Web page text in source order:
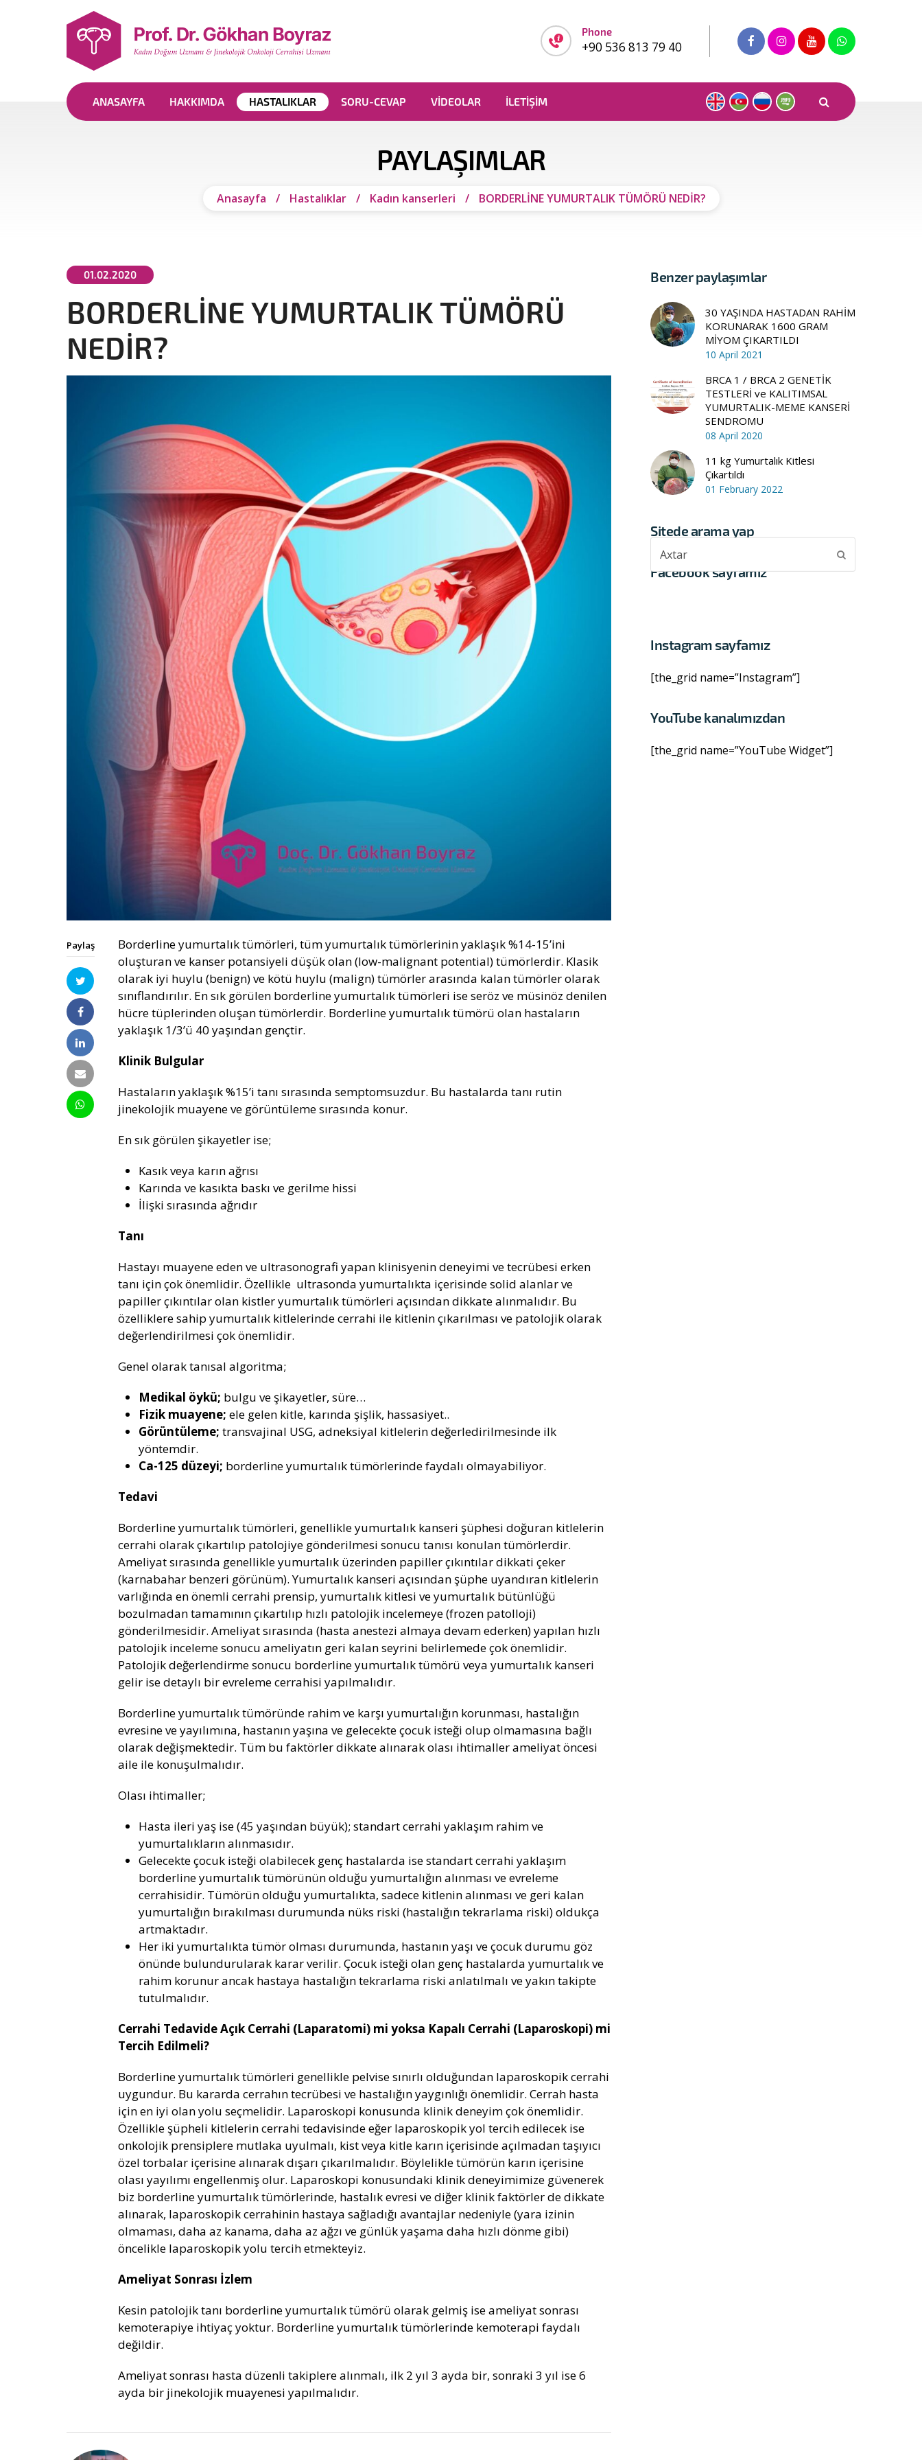
Phone
+90 536 813 79 40
ANASAYFA HAKKIMDA HASTALIKLAR SORU-CEVAP VIDEOLAR İLETIŞIM
PAYLAŞIMLAR
Anasayfa / Hastalıklar / Kadın kanserleri / BORDERLİNE YUMURTALIK TÜMÖRÜ NEDİR?
01.02.2020
BORDERLİNE YUMURTALIK TÜMÖRÜ
NEDİR?
Paylaş
Borderline yumurtalık tümörleri, tüm yumurtalık tümörlerinin yaklaşık %14-15’ini
oluşturan ve kanser potansiyeli düşük olan (low-malignant potential) tümörlerdir. Klasik
olarak iyi huylu (benign) ve kötü huylu (malign) tümörler arasında kalan tümörler olarak
sınıflandırılır. En sık görülen borderline yumurtalık tümörleri ise seröz ve müsinöz denilen
hücre tüplerinden oluşan tümörlerdir. Borderline yumurtalık tümörü olan hastaların
yaklaşık 1/3’ü 40 yaşından gençtir.
Klinik Bulgular
Hastaların yaklaşık %15’i tanı sırasında semptomsuzdur. Bu hastalarda tanı rutin
jinekolojik muayene ve görüntüleme sırasında konur.
En sık görülen şikayetler ise;
Kasık veya karın ağrısı
Karında ve kasıkta baskı ve gerilme hissi
İlişki sırasında ağrıdır
Tanı
Hastayı muayene eden ve ultrasonografi yapan klinisyenin deneyimi ve tecrübesi erken
tanı için çok önemlidir. Özellikle ultrasonda yumurtalıkta içerisinde solid alanlar ve
papiller çıkıntılar olan kistler yumurtalık tümörleri açısından dikkate alınmalıdır. Bu
özelliklere sahip yumurtalık kitlelerinde cerrahi ile kitlenin çıkarılması ve patolojik olarak
değerlendirilmesi çok önemlidir.
Genel olarak tanısal algoritma;
Medikal öykü; bulgu ve şikayetler, süre…
Fizik muayene; ele gelen kitle, karında şişlik, hassasiyet..
Görüntüleme; transvajinal USG, adneksiyal kitlelerin değerledirilmesinde ilk
yöntemdir.
Ca-125 düzeyi; borderline yumurtalık tümörlerinde faydalı olmayabiliyor.
Tedavi
Borderline yumurtalık tümörleri, genellikle yumurtalık kanseri şüphesi doğuran kitlelerin
cerrahi olarak çıkartılıp patolojiye gönderilmesi sonucu tanısı konulan tümörlerdir.
Ameliyat sırasında genellikle yumurtalık üzerinden papiller çıkıntılar dikkati çeker
(karnabahar benzeri görünüm). Yumurtalık kanseri açısından şüphe uyandıran kitlelerin
varlığında en önemli cerrahi prensip, yumurtalık kitlesi ve yumurtalık bütünlüğü
bozulmadan tamamının çıkartılıp hızlı patolojik incelemeye (frozen patolloji)
gönderilmesidir. Ameliyat sırasında (hasta anestezi almaya devam ederken) yapılan hızlı
patolojik inceleme sonucu ameliyatın geri kalan seyrini belirlemede çok önemlidir.
Patolojik değerlendirme sonucu borderline yumurtalık tümörü veya yumurtalık kanseri
gelir ise detaylı bir evreleme cerrahisi yapılmalıdır.
Borderline yumurtalık tümöründe rahim ve karşı yumurtalığın korunması, hastalığın
evresine ve yayılımına, hastanın yaşına ve gelecekte çocuk isteği olup olmamasına bağlı
olarak değişmektedir. Tüm bu faktörler dikkate alınarak olası ihtimaller ameliyat öncesi
aile ile konuşulmalıdır.
Olası ihtimaller;
Hasta ileri yaş ise (45 yaşından büyük); standart cerrahi yaklaşım rahim ve
yumurtalıkların alınmasıdır.
Gelecekte çocuk isteği olabilecek genç hastalarda ise standart cerrahi yaklaşım
borderline yumurtalık tümörünün olduğu yumurtalığın alınması ve evreleme
cerrahisidir. Tümörün olduğu yumurtalıkta, sadece kitlenin alınması ve geri kalan
yumurtalığın bırakılması durumunda nüks riski (hastalığın tekrarlama riski) oldukça
artmaktadır.
Her iki yumurtalıkta tümör olması durumunda, hastanın yaşı ve çocuk durumu göz
önünde bulundurularak karar verilir. Çocuk isteği olan genç hastalarda yumurtalık ve
rahim korunur ancak hastaya hastalığın tekrarlama riski anlatılmalı ve yakın takipte
tutulmalıdır.
Cerrahi Tedavide Açık Cerrahi (Laparatomi) mi yoksa Kapalı Cerrahi (Laparoskopi) mi
Tercih Edilmeli?
Borderline yumurtalık tümörleri genellikle pelvise sınırlı olduğundan laparoskopik cerrahi
uygundur. Bu kararda cerrahın tecrübesi ve hastalığın yaygınlığı önemlidir. Cerrah hasta
için en iyi olan yolu seçmelidir. Laparoskopi konusunda klinik deneyim çok önemlidir.
Özellikle şüpheli kitlelerin cerrahi tedavisinde eğer laparoskopik yol tercih edilecek ise
onkolojik prensiplere mutlaka uyulmalı, kist veya kitle karın içerisinde açılmadan taşıyıcı
özel torbalar içerisine alınarak dışarı çıkarılmalıdır. Böylelikle tümörün karın içerisine
olası yayılımı engellenmiş olur. Laparoskopi konusundaki klinik deneyimimize güvenerek
biz borderline yumurtalık tümörlerinde, hastalık evresi ve diğer klinik faktörler de dikkate
alınarak, laparoskopik cerrahinin hastaya sağladığı avantajlar nedeniyle (yara izinin
olmaması, daha az kanama, daha az ağzı ve günlük yaşama daha hızlı dönme gibi)
öncelikle laparoskopik yolu tercih etmekteyiz.
Ameliyat Sonrası İzlem
Kesin patolojik tanı borderline yumurtalık tümörü olarak gelmiş ise ameliyat sonrası
kemoterapiye ihtiyaç yoktur. Borderline yumurtalık tümörlerinde kemoterapi faydalı
değildir.
Ameliyat sonrası hasta düzenli takiplere alınmalı, ilk 2 yıl 3 ayda bir, sonraki 3 yıl ise 6
ayda bir jinekolojik muayenesi yapılmalıdır.
Benzer paylaşımlar
30 YAŞINDA HASTADAN RAHİM
KORUNARAK 1600 GRAM
MİYOM ÇIKARTILDI
10 April 2021
BRCA 1 / BRCA 2 GENETİK
TESTLERİ ve KALITIMSAL
YUMURTALIK-MEME KANSERİ
SENDROMU
08 April 2020
11 kg Yumurtalık Kitlesi
Çıkartıldı
01 February 2022
Sitede arama yap
Facebook sayfamız
Instagram sayfamız
[the_grid name=”Instagram”]
YouTube kanalımızdan
[the_grid name=”YouTube Widget”]